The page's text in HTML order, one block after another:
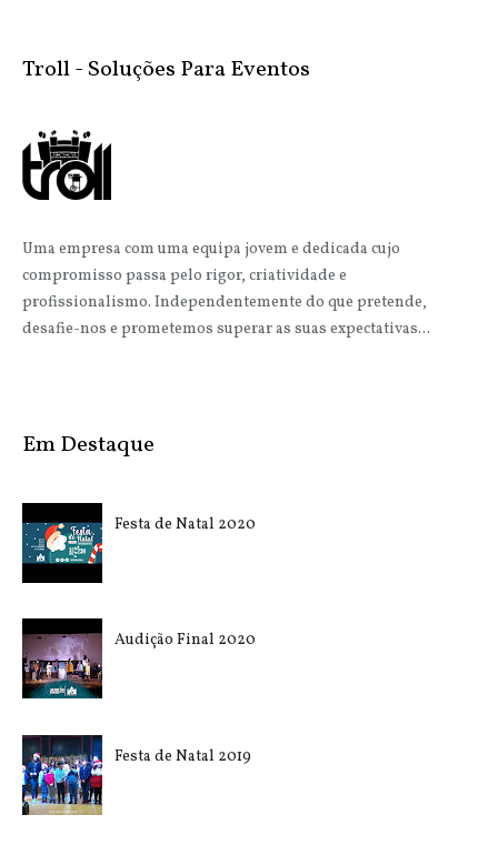
Troll - Soluções Para Eventos
Uma empresa com uma equipa jovem e dedicada cujo
compromisso passa pelo rigor, criatividade e
profissionalismo. Independentemente do que pretende,
desafie-nos e prometemos superar as suas expectativas...
Em Destaque
Festa de Natal 2020
Audição Final 2020
Festa de Natal 2019